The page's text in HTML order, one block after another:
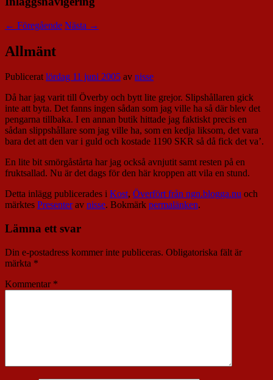
← Föregående Nästa →
Allmänt
Publiceratlördag 11 juni 2005 av nisse
Då har jag varit till Överby och bytt lite grejor. Slipshållaren gick
inte att byta. Det fanns ingen sådan som jag ville ha så där blev det
pengarna tillbaka. I en annan butik hittade jag faktiskt precis en
sådan slippshållare som jag ville ha, som en kedja liksom, det vara
bara det att den var i guld och kostade 1190 SKR så då fick det va’.
En lite bit smörgåstårta har jag också avnjutit samt resten på en
fruktsallad. Nu är det dags för den här kroppen att vila en stund.
Detta inlägg publicerades i Kost, Överfört från ngn.blogga.nu och
märktes Presenterav nisse. Bokmärk permalänken.
Lämna ett svar
Din e-postadress kommer inte publiceras. Obligatoriska fält är
märkta *
Kommentar *